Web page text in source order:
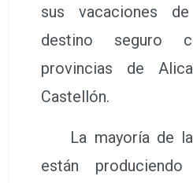
sus vacaciones
destino seguro
provincias de
Castellón.
La mayoría de
están